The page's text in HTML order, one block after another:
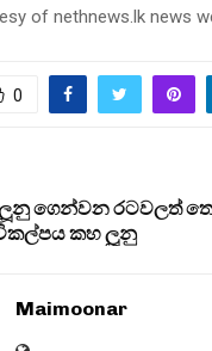
of nethnews.lk news
0
ගෙන්වන රටවලත්
කහ ලූනු
Maimoonar